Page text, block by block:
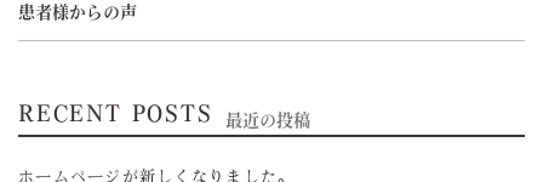
患者様からの声
RECENT POSTS 最近の投稿
ホームページが新しくなりました。